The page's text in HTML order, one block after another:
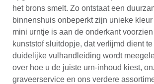
het brons smelt. Zo ontstaat een
binnenshuis onbeperkt zijn unieke
mini urntje is aan de onderkant
kunststof sluitdopje, dat verlijmd dient
duidelijke vulhandleiding wordt
over hoe u de juiste urn-inhoud kiest,
graveerservice en ons verdere